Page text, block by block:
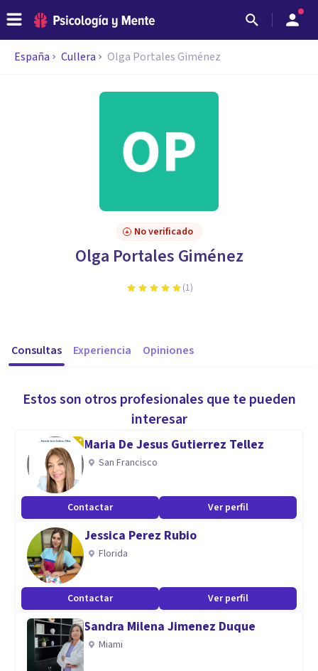
España Cullera Olga Portales Giménez
No verificado
Olga Portales Giménez
(1)
Consultas Experiencia Opiniones
Estos son otros profesionales que te pueden
interesar
Maria De Jesus Gutierrez Tellez
San Francisco
Contactar Ver perfil
Jessica Perez Rubio
Florida
Contactar Ver perfil
Sandra Milena Jimenez Duque
Miami